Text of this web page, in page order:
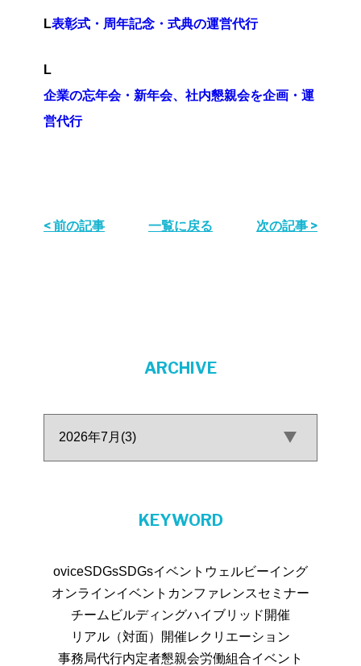
L表彰式・周年記念・式典の運営代行
L
企業の忘年会・新年会、社内懇親会を企画・運
営代行
< 前の記事 一覧に戻る 次の記事 >
ARCHIVE
KEYWORD
oviceSDGsSDGsイベント ウェルビーイング
オンラインイベント カンファレンスセミナー
チームビルディングハイブリッド開催
リアル（対面）開催レクリエーション
事務局代行内定者懇親会労働組合イベント